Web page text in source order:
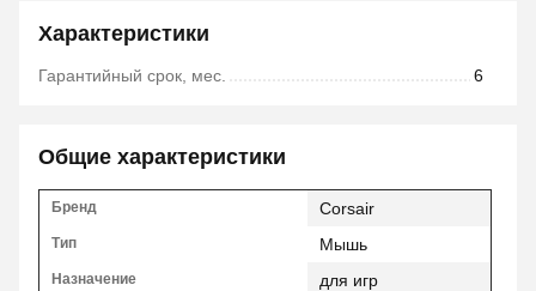
Характеристики
Гарантийный срок, мес. 6
Общие характеристики
Бренд Corsair
Тип Мышь
Назначение для игр